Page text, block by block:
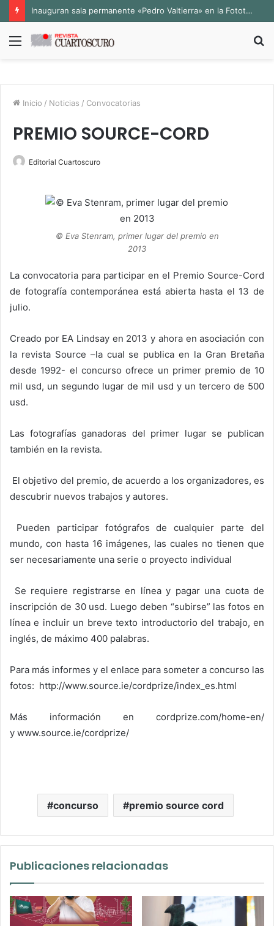
Inauguran sala permanente «Pedro Valtierra» en la Fototeca de Zacatecas
Menú
Inicio / Noticias / Convocatorias
PREMIO SOURCE-CORD
Editorial Cuartoscuro
© Eva Stenram, primer lugar del premio en
2013
La convocatoria para participar en el Premio Source-Cord
de fotografía contemporánea está abierta hasta el 13 de
julio.
Creado por EA Lindsay en 2013 y ahora en asociación con
la revista Source –la cual se publica en la Gran Bretaña
desde 1992- el concurso ofrece un primer premio de 10
mil usd, un segundo lugar de mil usd y un tercero de 500
usd.
Las fotografías ganadoras del primer lugar se publican
también en la revista.
El objetivo del premio, de acuerdo a los organizadores, es
descubrir nuevos trabajos y autores.
Pueden participar fotógrafos de cualquier parte del
mundo, con hasta 16 imágenes, las cuales no tienen que
ser necesariamente una serie o proyecto individual
Se requiere registrarse en línea y pagar una cuota de
inscripción de 30 usd. Luego deben “subirse” las fotos en
línea e incluir un breve texto introductorio del trabajo, en
inglés, de máximo 400 palabras.
Para más informes y el enlace para someter a concurso las
fotos: http://www.source.ie/cordprize/index_es.html
Más información en cordprize.com/home-en/
y www.source.ie/cordprize/
concurso premio source cord
Publicaciones relacionadas